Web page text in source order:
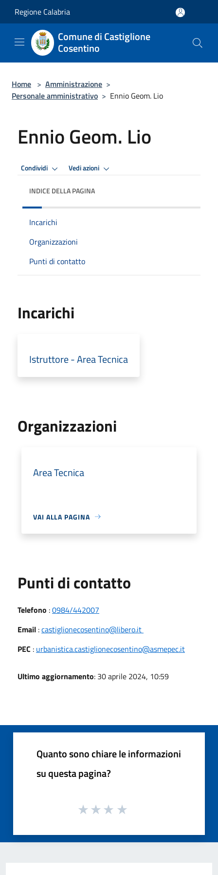
Regione Calabria
Comune di Castiglione
Cosentino
Home > Amministrazione >
Personale amministrativo > Ennio Geom. Lio
Ennio Geom. Lio
Condividi Vedi azioni
INDICE DELLA PAGINA
Incarichi
Organizzazioni
Punti di contatto
Incarichi
Istruttore - Area Tecnica
Organizzazioni
Area Tecnica
VAI ALLA PAGINA
Punti di contatto
Telefono :0984/442007
Email :castiglionecosentino@libero.it
PEC : urbanistica.castiglionecosentino@asmepec.it
Ultimo aggiornamento: 30 aprile 2024, 10:59
Quanto sono chiare le informazioni
su questa pagina?